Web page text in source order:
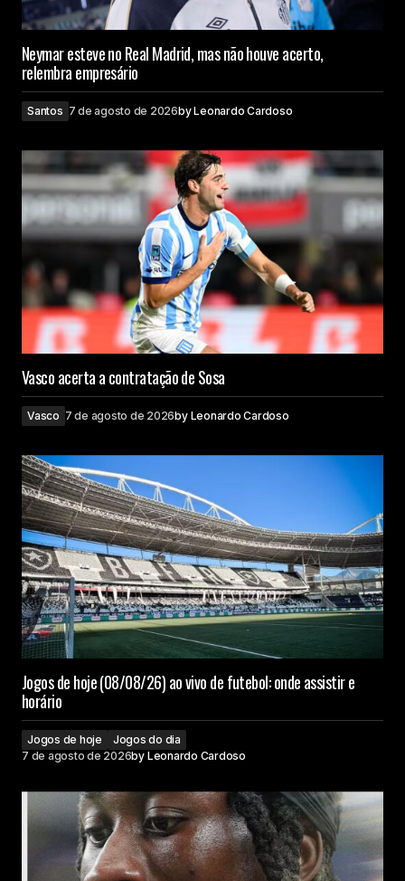
Neymar esteve no Real Madrid, mas não houve acerto,
relembra empresário
Santos 7 de agosto de 2026byLeonardo Cardoso
Vasco acerta a contratação de Sosa
Vasco 7 de agosto de 2026by Leonardo Cardoso
Jogos de hoje (08/08/26) ao vivo de futebol: onde assistir e
horário
Jogos de hoje
Jogos do dia
7 de agosto de 2026by Leonardo Cardoso